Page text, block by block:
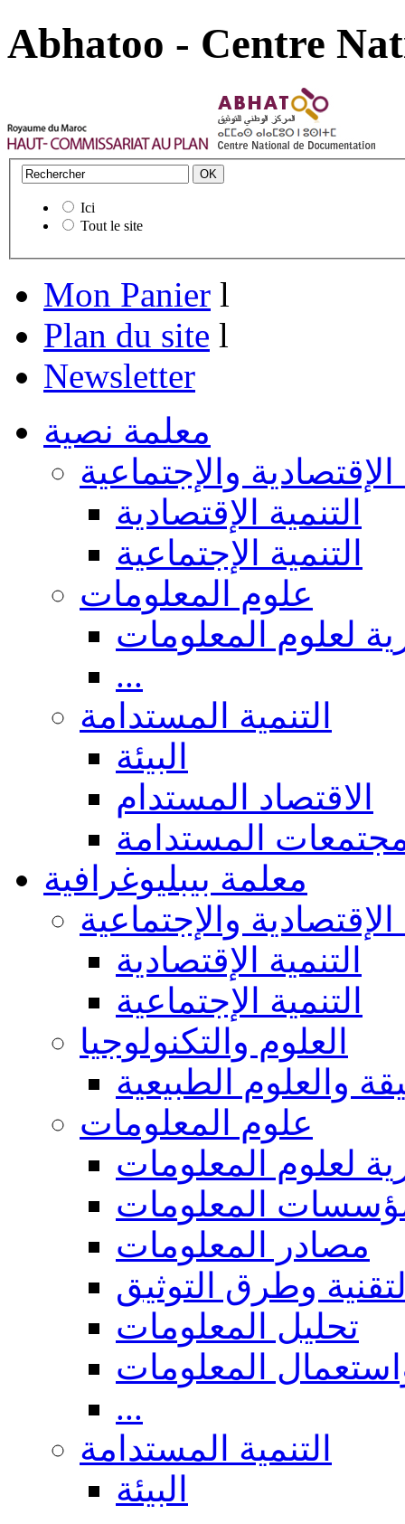
Abhatoo - Centre
Ici
Tout le site
Mon Panier l
Plan du site l
Newsletter
معلمة نصية
الإقتصادية والإجتماعية
التنمية الإقتصادية
التنمية الإجتماعية
علوم المعلومات
لعلوم المعلومات
...
التنمية المستدامة
البيئة
الاقتصاد المستدام
المستدامة
معلمة بيبليوغرافية
الإقتصادية والإجتماعية
التنمية الإقتصادية
التنمية الإجتماعية
العلوم والتكنولوجيا
والعلوم الطبيعية
علوم المعلومات
لعلوم المعلومات
المعلومات
مصادر المعلومات
وطرق التوثيق
تحليل المعلومات
المعلومات
...
التنمية المستدامة
البيئة